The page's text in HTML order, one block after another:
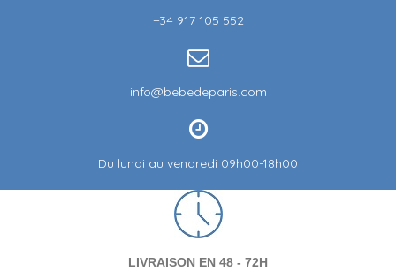
+34 917 105 552
info@bebedeparis.com
Du lundi au vendredi 09h00-18h00
LIVRAISON EN 48 - 72H